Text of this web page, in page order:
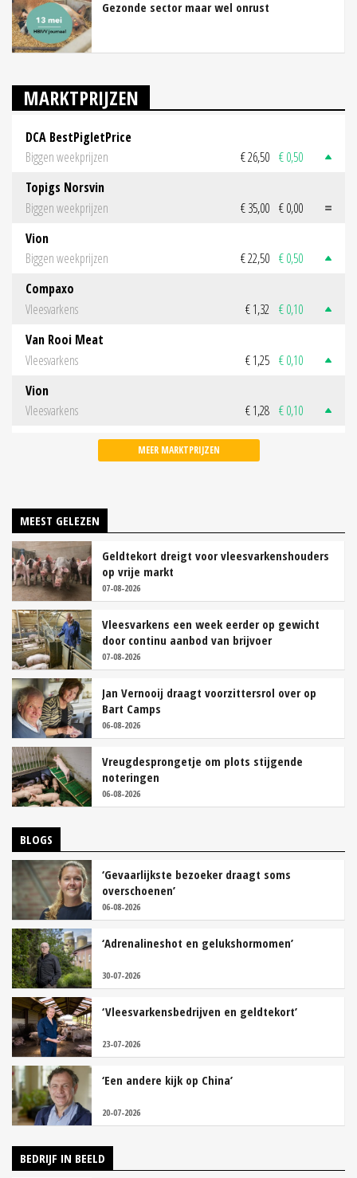
Gezonde sector maar wel onrust
MARKTPRIJZEN
DCA BestPigletPrice
Biggen weekprijzen
€ 26,50 € 0,50
Topigs Norsvin
Biggen weekprijzen
€ 35,00 € 0,00
Vion
Biggen weekprijzen
€ 22,50 € 0,50
Compaxo
Vleesvarkens
€ 1,32 € 0,10
Van Rooi Meat
Vleesvarkens
€ 1,25 € 0,10
Vion
Vleesvarkens
€ 1,28 € 0,10
MEER MARKTPRIJZEN
MEEST GELEZEN
Geldtekort dreigt voor vleesvarkenshouders
op vrije markt
07-08-2026
Vleesvarkens een week eerder op gewicht
door continu aanbod van brijvoer
07-08-2026
Jan Vernooij draagt voorzittersrol over op
Bart Camps
06-08-2026
Vreugdesprongetje om plots stijgende
noteringen
06-08-2026
BLOGS
‘Gevaarlijkste bezoeker draagt soms
overschoenen’
06-08-2026
‘Adrenalineshot en gelukshormomen’
30-07-2026
‘Vleesvarkensbedrijven en geldtekort’
23-07-2026
‘Een andere kijk op China’
20-07-2026
BEDRIJF IN BEELD